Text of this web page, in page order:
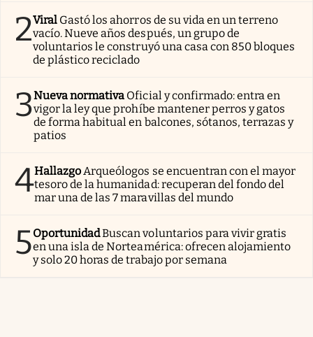
2Viral Gastó los ahorros de su vida en un terreno
vacío. Nueve años después, un grupo de
voluntarios le construyó una casa con 850 bloques
de plástico reciclado
3Nueva normativa Oficial y confirmado: entra en
vigor la ley que prohíbe mantener perros y gatos
de forma habitual en balcones, sótanos, terrazas y
patios
4HallazgoArqueólogos se encuentran con el mayor
tesoro de la humanidad: recuperan del fondo del
mar una de las 7 maravillas del mundo
5OportunidadBuscan voluntarios para vivir gratis
en una isla de Norteamérica: ofrecen alojamiento
y solo 20 horas de trabajo por semana